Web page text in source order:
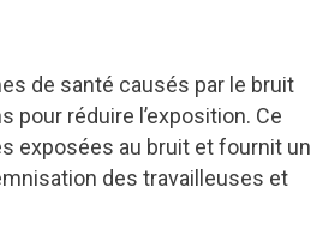
de santé causés par le bruit
réduire l’exposition. Ce
exposées au bruit et fournit un
des travailleuses et